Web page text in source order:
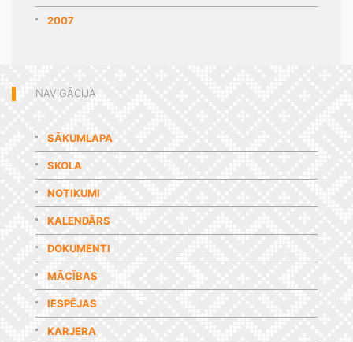
2007
NAVIGĀCIJA
SĀKUMLAPA
SKOLA
NOTIKUMI
KALENDĀRS
DOKUMENTI
MĀCĪBAS
IESPĒJAS
KARJERA